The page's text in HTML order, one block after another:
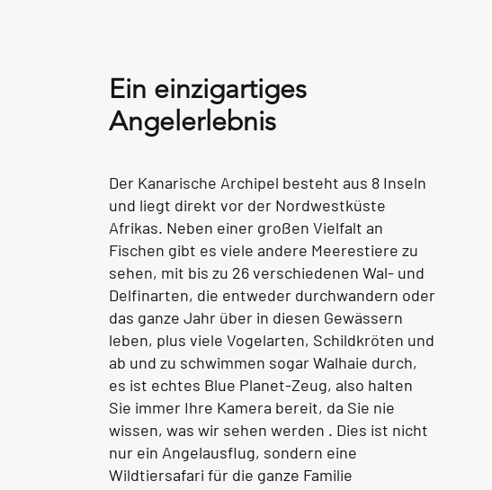
Ein einzigartiges
Angelerlebnis
Der Kanarische Archipel besteht aus 8 Inseln
und liegt direkt vor der Nordwestküste
Afrikas. Neben einer großen Vielfalt an
Fischen gibt es viele andere Meerestiere zu
sehen, mit bis zu 26 verschiedenen Wal- und
Delfinarten, die entweder durchwandern oder
das ganze Jahr über in diesen Gewässern
leben, plus viele Vogelarten, Schildkröten und
ab und zu schwimmen sogar Walhaie durch,
es ist echtes Blue Planet-Zeug, also halten
Sie immer Ihre Kamera bereit, da Sie nie
wissen, was wir sehen werden . Dies ist nicht
nur ein Angelausflug, sondern eine
Wildtiersafari für die ganze Familie